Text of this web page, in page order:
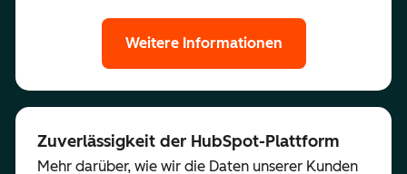
Weitere Informationen
Zuverlässigkeit der HubSpot-Plattform
Mehr darüber, wie wir die Daten unserer Kunden